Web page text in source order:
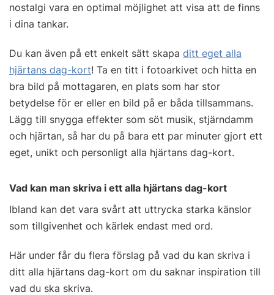
nostalgi vara en optimal möjlighet att visa att de finns
i dina tankar.
Du kan även på ett enkelt sätt skapa ditt eget alla
hjärtans dag-kort! Ta en titt i fotoarkivet och hitta en
bra bild på mottagaren, en plats som har stor
betydelse för er eller en bild på er båda tillsammans.
Lägg till snygga effekter som söt musik, stjärndamm
och hjärtan, så har du på bara ett par minuter gjort ett
eget, unikt och personligt alla hjärtans dag-kort.
Vad kan man skriva i ett alla hjärtans dag-kort
Ibland kan det vara svårt att uttrycka starka känslor
som tillgivenhet och kärlek endast med ord.
Här under får du flera förslag på vad du kan skriva i
ditt alla hjärtans dag-kort om du saknar inspiration till
vad du ska skriva.